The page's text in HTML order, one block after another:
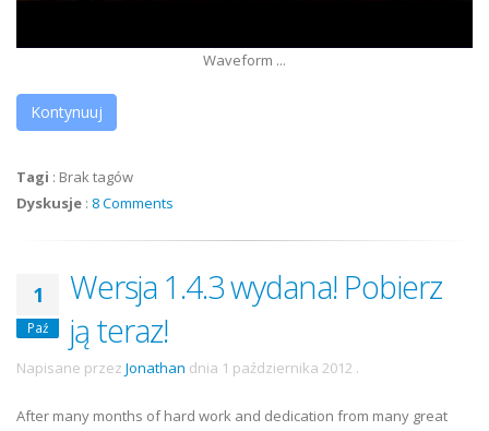
Waveform ...
Kontynuuj
Tagi : Brak tagów
Dyskusje : 8 Comments
1
Paź
Wersja 1.4.3 wydana! Pobierz
ją teraz!
Napisane przez Jonathan dnia 1 października 2012 .
After many months of hard work and dedication from many great